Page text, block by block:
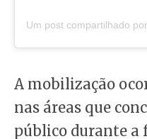
A mobilização
nas áreas que
público durante a